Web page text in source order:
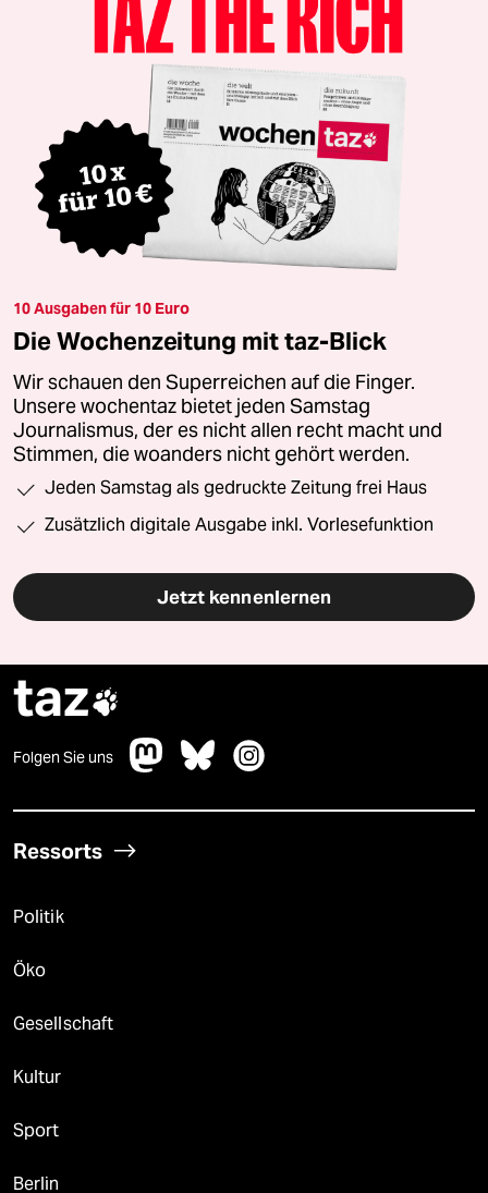
10 Ausgaben für 10 Euro
Die Wochenzeitung mit taz-Blick
Wir schauen den Superreichen auf die Finger.
Unsere wochentaz bietet jeden Samstag
Journalismus, der es nicht allen recht macht und
Stimmen, die woanders nicht gehört werden.
Jeden Samstag als gedruckte Zeitung frei Haus
Zusätzlich digitale Ausgabe inkl. Vorlesefunktion
Jetzt kennenlernen
taz
Folgen Sie uns
Ressorts
Politik
Öko
Gesellschaft
Kultur
Sport
Berlin